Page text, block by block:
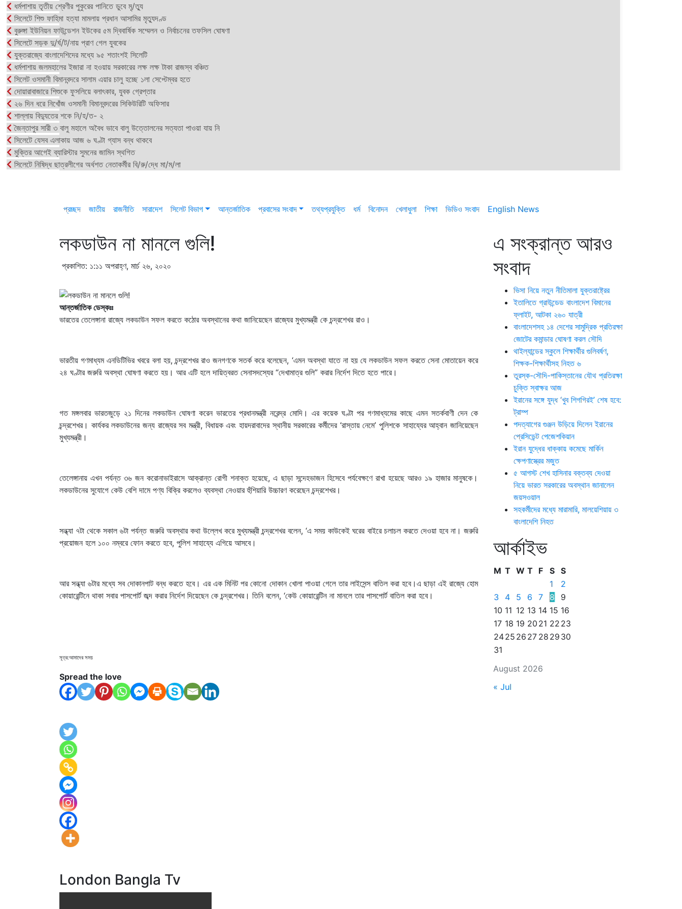
ধর্মপাশায় তৃতীয় শ্রেণীর পুকুরের পানিতে ডুবে মৃ/ত্যু
সিলেটে শিশু ফাহিমা হত্যা মামলায় প্রধান আসামির মৃত্যুদণ্ড
বুরুঙ্গা ইউনিয়ন ফাউন্ডেশন ইউকের ৫ম দ্বিবার্ষিক সম্মেলন ও নির্বাচনের তফসিল ঘোষণা
সিলেটে সড়ক দু/র্ঘ/ট/নায় প্রাণ গেল যুবকের
যুক্তরাজ্যে বাংলাদেশিদের মধ্যে ৯৫ শতাংশই সিলেটি
ধর্মপাশায় জলমহালের ইজারা না হওয়ায় সরকারের লক্ষ লক্ষ টাকা রাজস্ব বঞ্চিত
সিলেট ওসমানী বিমানবন্দরে সালাম এয়ার চালু হচ্ছে ১লা সেপ্টেম্বর হতে
দোয়ারাবাজারে শিশুকে ফুসলিয়ে বলাৎকার, যুবক গ্রেপ্তার
২৬ দিন ধরে নিখোঁজ ওসমানী বিমানবন্দরের সিকিউরিটি অফিসার
শাল্লায় বিদ্যুতের শকে নি/হ/ত- ২
জৈন্তাপুর সারী ৩ বালু মহালে অবৈধ ভাবে বালু উত্তোলনের সত্যতা পাওয়া যায় নি
সিলেটে যেসব এলাকায় আজ ৬ ঘণ্টা গ্যাস বন্ধ থাকবে
মুক্তির আগেই ব্যারিস্টার সুমনের জামিন স্থগিত
সিলেটে নিষিদ্ধ ছাত্রলীগের অর্ধশত নেতাকর্মীর বি/রু/দ্ধে মা/ম/লা
প্রচ্ছদ জাতীয় রাজনীতি সারাদেশ সিলেট বিভাগ আন্তর্জাতিক প্রবাসের সংবাদ তথ্যপ্রযুক্তি ধর্ম বিনোদন খেলাধুলা শিক্ষা ভিডিও সংবাদ English News
লকডাউন না মানলে গুলি!
প্রকাশিত: ১:১১ অপরাহ্ণ, মার্চ ২৬, ২০২০
আন্তর্জাতিক ডেস্কঃঃ
ভারতের তেলেঙ্গানা রাজ্যে লকডাউন সফল করতে কঠোর অবস্থানের কথা জানিয়েছেন রাজ্যের মুখ্যমন্ত্রী কে চন্দ্রশেখর রাও।
ভারতীয় গণমাধ্যম এনডিটিভির খবরে বলা হয়, চন্দ্রশেখর রাও জনগণকে সতর্ক করে বলেছেন, ‘এমন অবস্থা যাতে না হয় যে লকডাউন সফল করতে সেনা মোতায়েন করে
২৪ ঘণ্টার জরুরি অবস্থা ঘোষণা করতে হয়। আর এটি হলে দায়িত্বরত সেনাসদস্যের “দেখামাত্র গুলি” করার নির্দেশ দিতে হতে পারে।
গত মঙ্গলবার ভারতজুড়ে ২১ দিনের লকডাউন ঘোষণা করেন ভারতের প্রধানমন্ত্রী নরেন্দ্র মোদি। এর কয়েক ঘণ্টা পর গণমাধ্যমের কাছে এমন সতর্কবাণী দেন কে
চন্দ্রশেখর। কার্যকর লকডাউনের জন্য রাজ্যের সব মন্ত্রী, বিধায়ক এবং হায়দরাবাদের স্থানীয় সরকারের কর্মীদের ‘রাস্তায় নেমে’ পুলিশকে সাহায্যের আহ্বান জানিয়েছেন
মুখ্যমন্ত্রী।
তেলেঙ্গানায় এখন পর্যন্ত ৩৬ জন করোনাভাইরাসে আক্রান্ত রোগী শনাক্ত হয়েছে, এ ছাড়া সন্দেহভাজন হিসেবে পর্যবেক্ষণে রাখা হয়েছে আরও ১৯ হাজার মানুষকে।
লকডাউনের সুযোগে কেউ বেশি দামে পণ্য বিক্রি করলেও ব্যবস্থা নেওয়ার হুঁশিয়ারি উচ্চারণ করেছেন চন্দ্রশেখর।
সন্ধ্যা ৭টা থেকে সকাল ৬টা পর্যন্ত জরুরি অবস্থার কথা উল্লেখ করে মুখ্যমন্ত্রী চন্দ্রশেখর বলেন, ‘এ সময় কাউকেই ঘরের বাইরে চলাচল করতে দেওয়া হবে না। জরুরি
প্রয়োজন হলে ১০০ নম্বরে ফোন করতে হবে, পুলিশ সাহায্যে এগিয়ে আসবে।
আর সন্ধ্যা ৬টার মধ্যে সব দোকানপাট বন্ধ করতে হবে। এর এক মিনিট পর কোনো দোকান খোলা পাওয়া গেলে তার লাইসেন্স বাতিল করা হবে।এ ছাড়া এই রাজ্যে হোম
কোয়ারেন্টিনে থাকা সবার পাসপোর্ট জব্দ করার নির্দেশ দিয়েছেন কে চন্দ্রশেখর। তিনি বলেন, ‘কেউ কোয়ারেন্টিন না মানলে তার পাসপোর্ট বাতিল করা হবে।
সূত্র:আমাদের সময়
Spread the love
এ সংক্রান্ত আরও
সংবাদ
ভিসা নিয়ে নতুন নীতিমালা যুক্তরাষ্ট্রের
ইতালিতে গ্রাউন্ডেড বাংলাদেশ বিমানের
ফ্লাইট, আটকা ২৬০ যাত্রী
বাংলাদেশসহ ১৪ দেশের সামুদ্রিক প্রতিরক্ষা
জোটের কমান্ডার ঘোষণা করল সৌদি
থাইল্যান্ডের স্কুলে শিক্ষার্থীর গুলিবর্ষণ,
শিক্ষক-শিক্ষার্থীসহ নিহত ৬
তুরস্ক-সৌদি-পাকিস্তানের যৌথ প্রতিরক্ষা
চুক্তি স্বাক্ষর আজ
ইরানের সঙ্গে যুদ্ধ ‘খুব শিগগিরই’ শেষ হবে:
ট্রাম্প
পদত্যাগের গুঞ্জন উড়িয়ে দিলেন ইরানের
প্রেসিডেন্ট পেজেশকিয়ান
ইরান যুদ্ধের ধাক্কায় কমেছে মার্কিন
ক্ষেপণাস্ত্রের মজুত
৫ আগস্ট শেখ হাসিনার বক্তব্য দেওয়া
নিয়ে ভারত সরকারের অবস্থান জানালেন
জয়সওয়াল
সহকর্মীদের মধ্যে মারামারি, মালয়েশিয়ায় ৩
বাংলাদেশি নিহত
আর্কাইভ
August 2026
M T W T F S S
1
2
3
4 5 6 7 8
9
10 11 12 13 14 15 16
17 18 19 20 21 22 23
2425 26 27 28 29 30
31
« Jul
London Bangla Tv